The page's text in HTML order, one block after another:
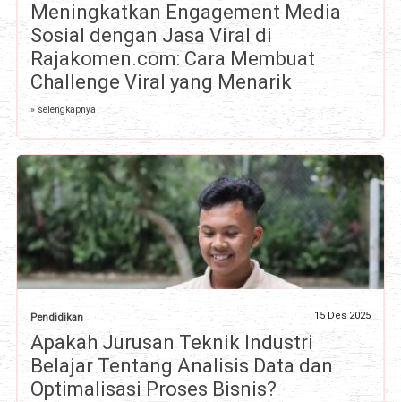
Meningkatkan Engagement Media
Sosial dengan Jasa Viral di
Rajakomen.com: Cara Membuat
Challenge Viral yang Menarik
» selengkapnya
Pendidikan 15 Des 2025
Apakah Jurusan Teknik Industri
Belajar Tentang Analisis Data dan
Optimalisasi Proses Bisnis?